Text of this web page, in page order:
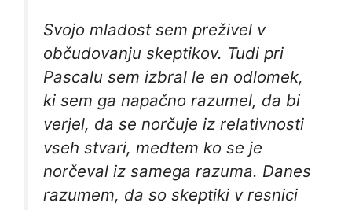
Svojo mladost sem preživel v
občudovanju skeptikov. Tudi pri
Pascalu sem izbral le en odlomek,
ki sem ga napačno razumel, da bi
verjel, da se norčuje iz relativnosti
vseh stvari, medtem ko se je
norčeval iz samega razuma. Danes
razumem, da so skeptiki v resnici